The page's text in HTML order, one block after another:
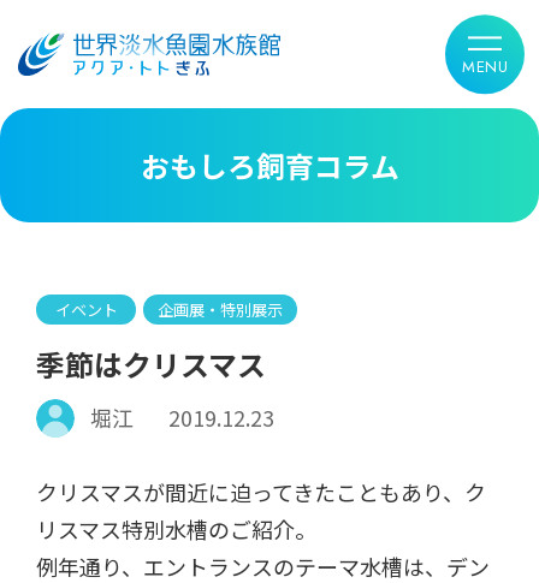
おもしろ飼育コラム
イベント 企画展・特別展示
季節はクリスマス
堀江 2019.12.23
クリスマスが間近に迫ってきたこともあり、ク
リスマス特別水槽のご紹介。
例年通り、エントランスのテーマ水槽は、デン